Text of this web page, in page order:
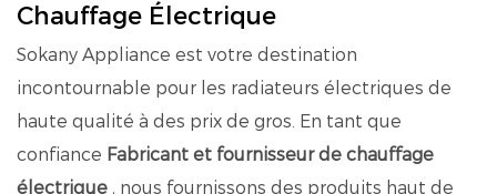
Chauffage Électrique
Sokany Appliance est votre destination
incontournable pour les radiateurs électriques de
haute qualité à des prix de gros. En tant que
confiance Fabricant et fournisseur de chauffage
électrique , nous fournissons des produits haut de